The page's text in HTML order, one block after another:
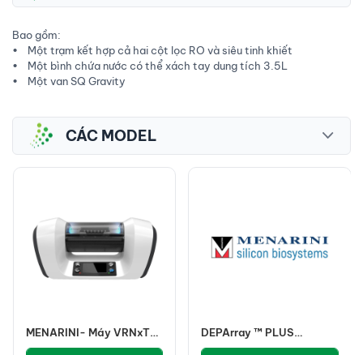
Bao gồm:
• Một trạm kết hợp cả hai cột lọc RO và siêu tinh khiết
• Một bình chứa nước có thể xách tay dung tích 3.5L
• Một van SQ Gravity
CÁC MODEL
MENARINI- Máy VRNxT
giảm thể tích mẫu mẫu
DEPArray ™ PLUS
MENARINI